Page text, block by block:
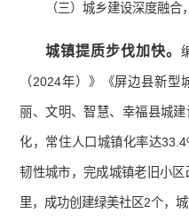
（三）城乡建设深度融
城镇提质步伐加快。
（2024年）》《屏边县新
丽、文明、智慧、幸福县城
化，常住人口城镇化率达
韧性城市，完成城镇老旧小
里，成功创建绿美社区2个，